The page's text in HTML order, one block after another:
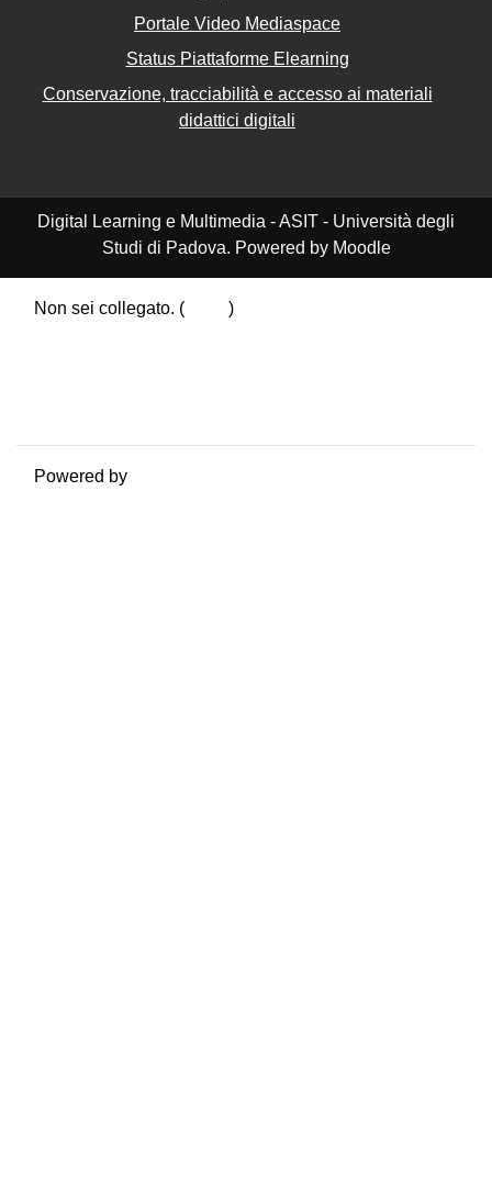
Portale Video Mediaspace
Status Piattaforme Elearning
Conservazione, tracciabilità e accesso ai materiali
didattici digitali
Digital Learning e Multimedia - ASIT - Università degli
Studi di Padova. Powered by Moodle
Non sei collegato. (
)
Powered by